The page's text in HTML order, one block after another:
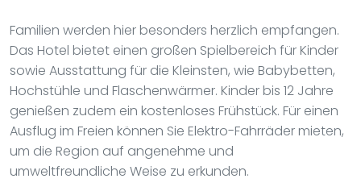
Familien werden hier besonders herzlich empfangen.
Das Hotel bietet einen großen Spielbereich für Kinder
sowie Ausstattung für die Kleinsten, wie Babybetten,
Hochstühle und Flaschenwärmer. Kinder bis 12 Jahre
genießen zudem ein kostenloses Frühstück. Für einen
Ausflug im Freien können Sie Elektro-Fahrräder mieten,
um die Region auf angenehme und
umweltfreundliche Weise zu erkunden.